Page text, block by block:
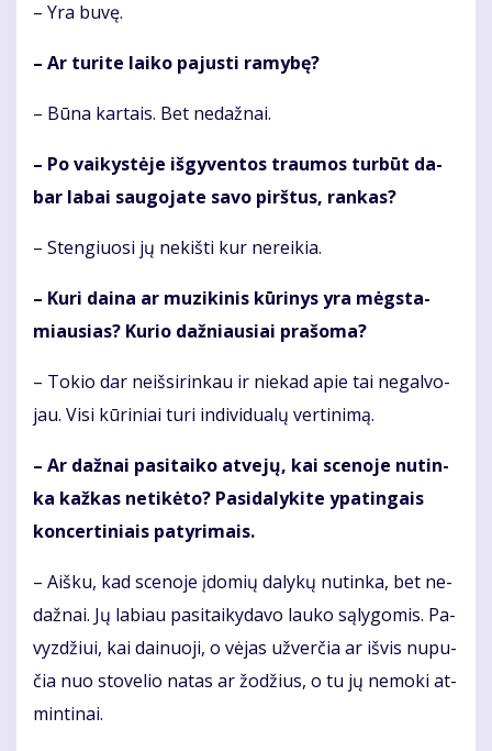
– Yra bu­vę.
– Ar tu­ri­te lai­ko pa­jus­ti ra­my­bę?
– Bū­na kar­tais. Bet ne­daž­nai.
– Po vai­kys­tė­je iš­gy­ven­tos trau­mos tur­būt da­
bar la­bai sau­go­ja­te sa­vo pirš­tus, ran­kas?
– Sten­giuo­si jų ne­kiš­ti kur ne­rei­kia.
– Ku­ri dai­na ar mu­zi­ki­nis kū­ri­nys yra mėgs­ta­
miau­sias? Ku­rio daž­niau­siai pra­šo­ma?
– To­kio dar ne­iš­si­rin­kau ir nie­kad apie tai ne­gal­vo­
jau. Vi­si kū­ri­niai tu­ri in­di­vi­du­a­lų ver­ti­ni­mą.
– Ar daž­nai pa­si­tai­ko at­ve­jų, kai sce­no­je nu­tin­
ka kaž­kas ne­ti­kė­to? Pa­si­da­ly­ki­te ypa­tin­gais
kon­cer­ti­niais pa­ty­ri­mais.
– Aiš­ku, kad sce­no­je įdo­mių da­ly­kų nu­tin­ka, bet ne­
daž­nai. Jų la­biau pa­si­tai­ky­da­vo lau­ko są­ly­go­mis. Pa­
vyz­džiui, kai dai­nuo­ji, o vė­jas už­ver­čia ar iš­vis nu­pu­
čia nuo sto­ve­lio na­tas ar žo­džius, o tu jų ne­mo­ki at­
min­ti­nai.